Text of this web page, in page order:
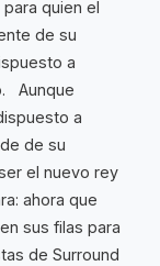
para quien el
de su
a
Aunque
a
de su
el nuevo rey
ahora que
sus filas para
de Surround